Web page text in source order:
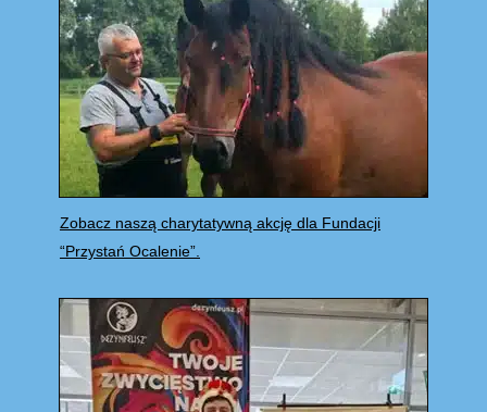
Zobacz naszą charytatywną akcję dla Fundacji
“Przystań Ocalenie”.